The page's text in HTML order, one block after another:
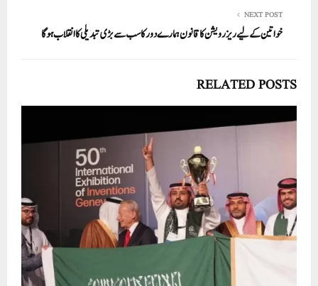
NEXT POST
خواتین کے لیے ریزرویشن کا قانون ہمارے دور کا سب سے بڑی تبدیلی کا انقلاب ہوگا
RELATED POSTS